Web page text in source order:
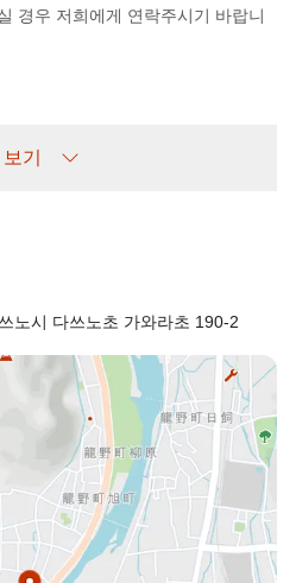
경우 저희에게 연락주시기 바랍니
기
노시 다쓰노초 가와라초 190-2